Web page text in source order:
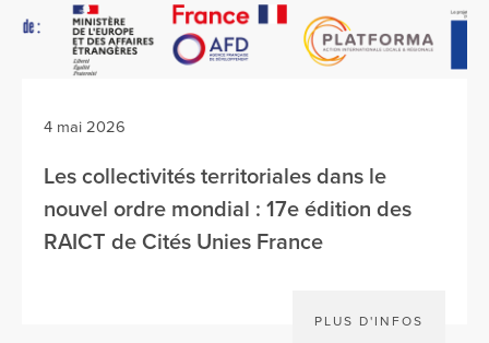
4 mai 2026
Les collectivités territoriales dans le
nouvel ordre mondial : 17e édition des
RAICT de Cités Unies France
PLUS D'INFOS